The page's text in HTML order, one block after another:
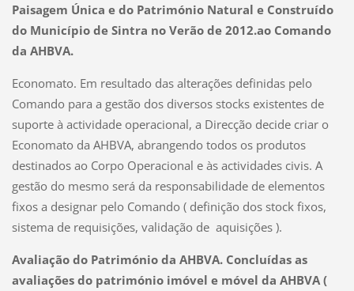
Paisagem Única e do Património Natural e Construído
do Município de Sintra no Verão de 2012.ao Comando
da AHBVA.
Economato. Em resultado das alterações definidas pelo
Comando para a gestão dos diversos stocks existentes de
suporte à actividade operacional, a Direcção decide criar o
Economato da AHBVA, abrangendo todos os produtos
destinados ao Corpo Operacional e às actividades civis. A
gestão do mesmo será da responsabilidade de elementos
fixos a designar pelo Comando ( definição dos stock fixos,
sistema de requisições, validação de aquisições ).
Avaliação do Património da AHBVA. Concluídas as
avaliações do património imóvel e móvel da AHBVA (